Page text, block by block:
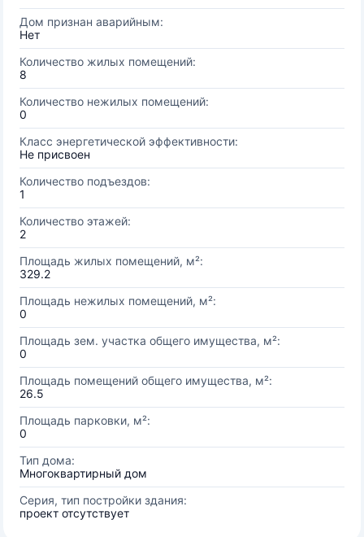
Дом признан аварийным:
Нет
Количество жилых помещений:
8
Количество нежилых помещений:
0
Класс энергетической эффективности:
Не присвоен
Количество подъездов:
1
Количество этажей:
2
Площадь жилых помещений, м²:
329.2
Площадь нежилых помещений, м²:
0
Площадь зем. участка общего имущества, м²:
0
Площадь помещений общего имущества, м²:
26.5
Площадь парковки, м²:
0
Тип дома:
Многоквартирный дом
Серия, тип постройки здания:
проект отсутствует